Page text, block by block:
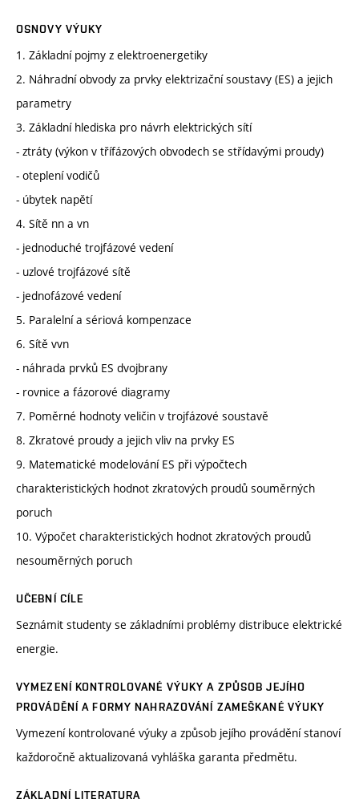
OSNOVY VÝUKY
1. Základní pojmy z elektroenergetiky
2. Náhradní obvody za prvky elektrizační soustavy (ES) a jejich
parametry
3. Základní hlediska pro návrh elektrických sítí
- ztráty (výkon v třífázových obvodech se střídavými proudy)
- oteplení vodičů
- úbytek napětí
4. Sítě nn a vn
- jednoduché trojfázové vedení
- uzlové trojfázové sítě
- jednofázové vedení
5. Paralelní a sériová kompenzace
6. Sítě vvn
- náhrada prvků ES dvojbrany
- rovnice a fázorové diagramy
7. Poměrné hodnoty veličin v trojfázové soustavě
8. Zkratové proudy a jejich vliv na prvky ES
9. Matematické modelování ES při výpočtech
charakteristických hodnot zkratových proudů souměrných
poruch
10. Výpočet charakteristických hodnot zkratových proudů
nesouměrných poruch
UČEBNÍ CÍLE
Seznámit studenty se základními problémy distribuce elektrické
energie.
VYMEZENÍ KONTROLOVANÉ VÝUKY A ZPŮSOB JEJÍHO
PROVÁDĚNÍ A FORMY NAHRAZOVÁNÍ ZAMEŠKANÉ VÝUKY
Vymezení kontrolované výuky a způsob jejího provádění stanoví
každoročně aktualizovaná vyhláška garanta předmětu.
ZÁKLADNÍ LITERATURA